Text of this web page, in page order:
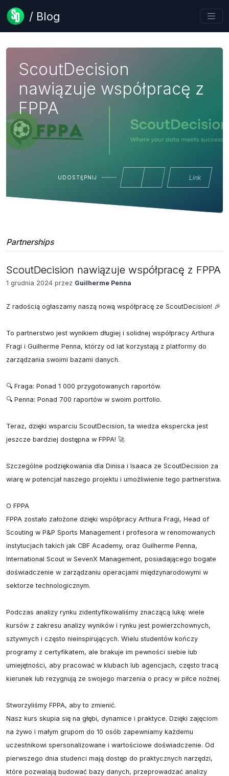
/ Blog
ScoutDecision
nawiązuje współpracę z
FPPA
UDOSTĘPNIJ Link
Partnerships
ScoutDecision nawiązuje współpracę z FPPA
1 grudnia 2024 przez Guilherme Penna
Z radością ogłaszamy naszą nową współpracę ze ScoutDecision! 🎉
To partnerstwo jest wynikiem długiej i solidnej współpracy Arthura
Fragi i Guilherme Penna, którzy od lat korzystają z platformy do
zarządzania swoimi bazami danych.
🔍 Fraga: Ponad 1 000 przygotowanych raportów.
🔍 Penna: Ponad 700 raportów w swoim portfolio.
Teraz, dzięki wsparciu ScoutDecision, ta wiedza ekspercka jest
jeszcze bardziej dostępna w FPPA! 🚀
Szczególne podziękowania dla Dinisa i Isaaca ze ScoutDecision za
wiarę w potencjał naszego projektu i umożliwienie tego partnerstwa.
O FPPA
FPPA zostało założone dzięki współpracy Arthura Fragi, Head of
Scouting w P&P Sports Management i profesora w renomowanych
instytucjach takich jak CBF Academy, oraz Guilherme Penna,
International Scout w SevenX Management, posiadającego bogate
doświadczenie w zarządzaniu operacjami międzynarodowymi w
sektorze technologicznym.
Podczas analizy rynku zidentyfikowaliśmy znaczącą lukę: wiele
kursów z zakresu analizy wyników i rynku jest powierzchownych,
sztywnych i często nieinspirujących. Wielu studentów kończy
programy z certyfikatem, ale brakuje im pewności siebie lub
umiejętności, aby pracować w klubach lub agencjach, często tracą
kierunek lub rezygnują ze swojego marzenia o pracy w piłce nożnej.
Stworzyliśmy FPPA, aby to zmienić.
Nasz kurs skupia się na głębi, dynamice i praktyce. Dzięki zajęciom
na żywo i małym grupom do 10 osób zapewniamy każdemu
uczestnikowi spersonalizowane i wartościowe doświadczenie. Od
pierwszego dnia studenci mają dostęp do praktycznych narzędzi,
które pozwalają budować bazy danych, przeprowadzać analizy